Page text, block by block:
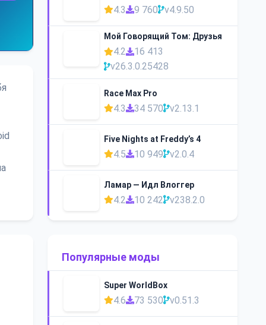
4.3 9 760 v4.9.50
Мой Говорящий Том: Друзья
4.2
16 413
v26.3.0.25428
Race Max Pro
4.3 34 570 v2.13.1
Five Nights at Freddy’s 4
4.5 10 949 v2.0.4
Ламар — Идл Влоггер
4.2 10 242 v238.2.0
Популярные моды
Super WorldBox
4.6 73 530 v0.51.3